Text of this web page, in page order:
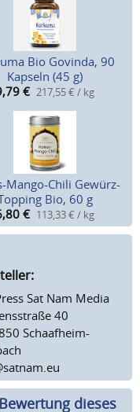
Bio Govinda, 90
Kapseln (45 g)
€ 217,55 € / kg
Mango-Chili Gewürz-
Bio, 60 g
€ 113,33 € / kg
Sat Nam Media
40
Schaafheim-
dieses